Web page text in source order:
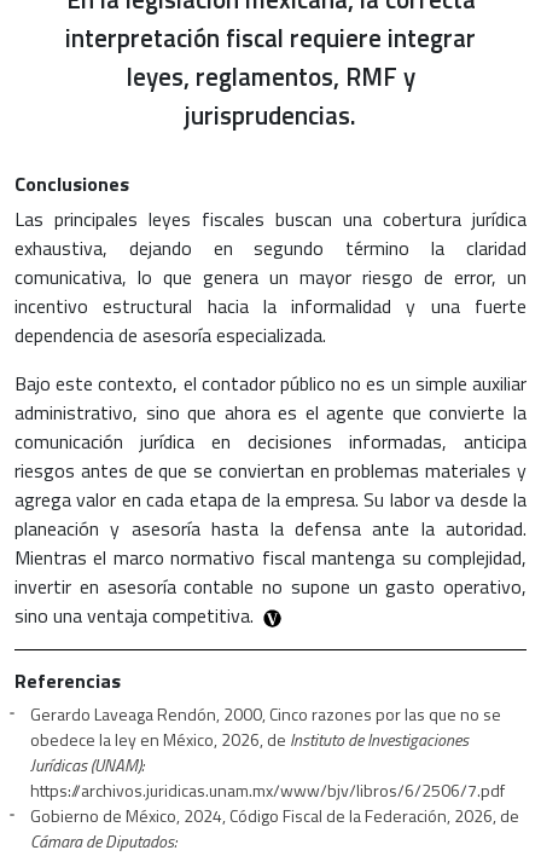
interpretación fiscal requiere integrar
leyes, reglamentos, RMF y
jurisprudencias.
Conclusiones
Las principales leyes fiscales buscan una cobertura jurídica
exhaustiva, dejando en segundo término la claridad
comunicativa, lo que genera un mayor riesgo de error, un
incentivo estructural hacia la informalidad y una fuerte
dependencia de asesoría especializada.
Bajo este contexto, el contador público no es un simple auxiliar
administrativo, sino que ahora es el agente que convierte la
comunicación jurídica en decisiones informadas, anticipa
riesgos antes de que se conviertan en problemas materiales y
agrega valor en cada etapa de la empresa. Su labor va desde la
planeación y asesoría hasta la defensa ante la autoridad.
Mientras el marco normativo fiscal mantenga su complejidad,
invertir en asesoría contable no supone un gasto operativo,
sino una ventaja competitiva.
Referencias
Gerardo Laveaga Rendón, 2000, Cinco razones por las que no se
obedece la ley en México, 2026, de Instituto de Investigaciones
Jurídicas (UNAM):
https://archivos.juridicas.unam.mx/www/bjv/libros/6/2506/7.pdf
Gobierno de México, 2024, Código Fiscal de la Federación, 2026, de
Cámara de Diputados: